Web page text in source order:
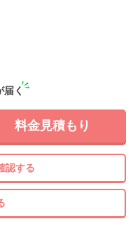
届く
料金見積もり
認する